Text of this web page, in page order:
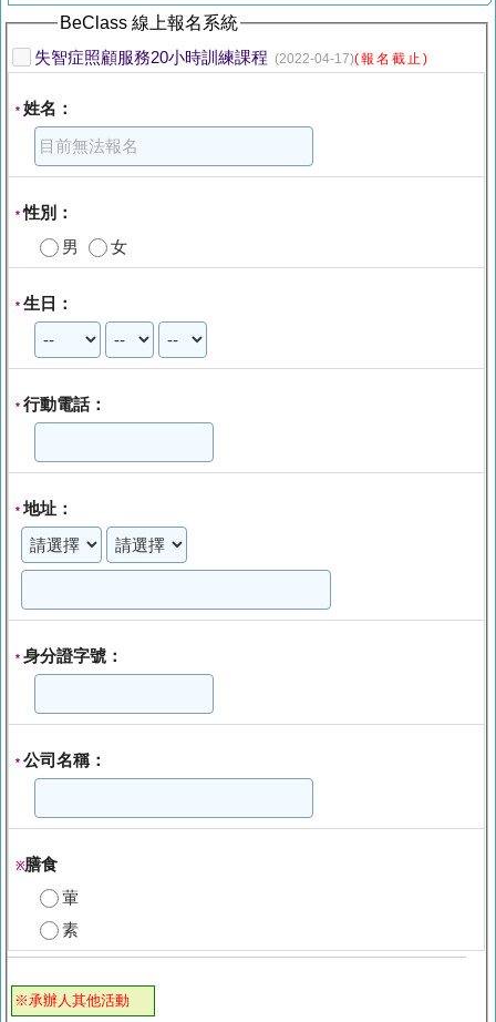
BeClass 線上報名系統
失智症照顧服務20小時訓練課程 (2022-04-17)(報名截止)
* 姓名：
*性別：
男
女
* 生日：
* 行動電話：
*地址：
* 身分證字號：
* 公司名稱：
※膳食
葷
素
※承辦人其他活動